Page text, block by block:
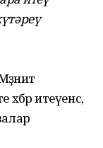
итеүенсә,